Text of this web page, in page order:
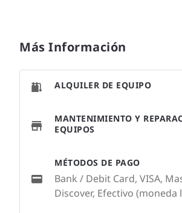
Más Información
ALQUILER DE EQUIPO
MANTENIMIENTO Y
EQUIPOS
MÉTODOS DE PAGO
Bank / Debit Card, VISA,
Discover, Efectivo (moneda